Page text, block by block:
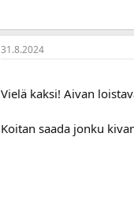
31.8.2024
Vielä kaksi! Aivan
Koitan saada jonku